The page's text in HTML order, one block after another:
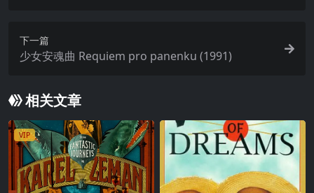
下一篇
少女安魂曲 Requiem pro panenku (1991)
相关文章
VIP